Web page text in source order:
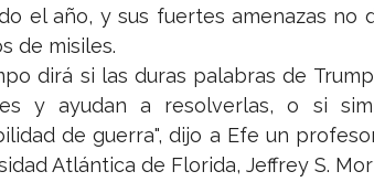
el año, y sus fuertes amenazas no
de misiles.
dirá si las duras palabras de
y ayudan a resolverlas, o si
de guerra", dijo a Efe un
Atlántica de Florida, Jeffrey S.